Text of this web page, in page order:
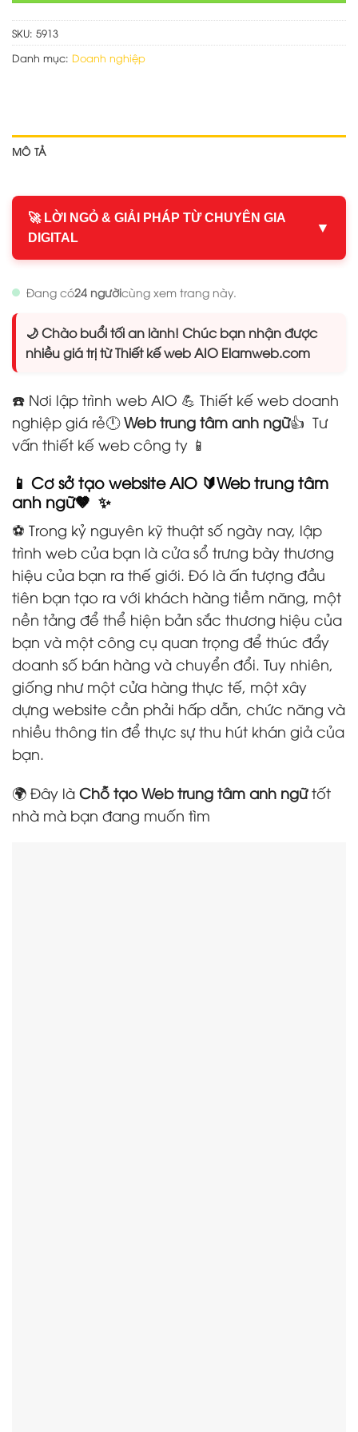
SKU: 5913
Danh mục: Doanh nghiệp
MÔ TẢ
🚀 LỜI NGỎ & GIẢI PHÁP TỪ CHUYÊN GIA
DIGITAL
▼
Đang có24 ngườicùng xem trang này.
🌙 Chào buổi tối an lành! Chúc bạn nhận được
nhiều giá trị từ Thiết kế web AIO Elamweb.com
☎️ Nơi lập trình web AIO 💪 Thiết kế web doanh
nghiệp giá rẻ🕛Web trung tâm anh ngữ👍 Tư
vấn thiết kế web công ty 📱
📱 Cơ sở tạo website AIO 🔰Web trung tâm
anh ngữ🤎 ✨
⚽ Trong kỷ nguyên kỹ thuật số ngày nay, lập
trình web của bạn là cửa sổ trưng bày thương
hiệu của bạn ra thế giới. Đó là ấn tượng đầu
tiên bạn tạo ra với khách hàng tiềm năng, một
nền tảng để thể hiện bản sắc thương hiệu của
bạn và một công cụ quan trọng để thúc đẩy
doanh số bán hàng và chuyển đổi. Tuy nhiên,
giống như một cửa hàng thực tế, một xây
dựng website cần phải hấp dẫn, chức năng và
nhiều thông tin để thực sự thu hút khán giả của
bạn.
🌍 Đây là Chỗ tạo Web trung tâm anh ngữtốt
nhà mà bạn đang muốn tìm